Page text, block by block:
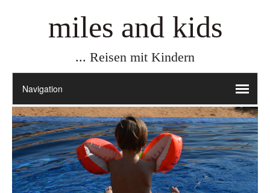
miles and kids
... Reisen mit Kindern